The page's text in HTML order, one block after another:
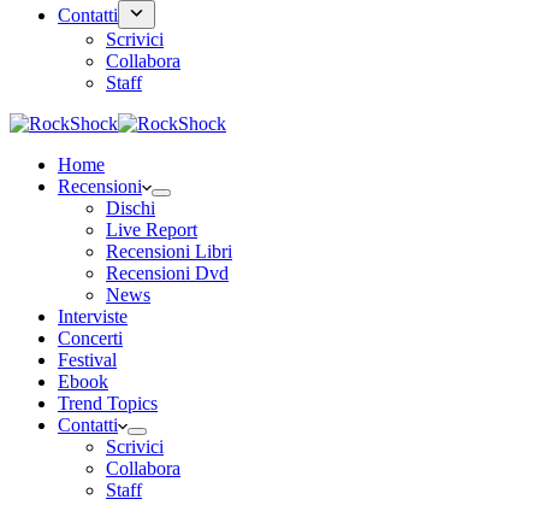
Contatti
Scrivici
Collabora
Staff
Home
Recensioni
Dischi
Live Report
Recensioni Libri
Recensioni Dvd
News
Interviste
Concerti
Festival
Ebook
Trend Topics
Contatti
Scrivici
Collabora
Staff